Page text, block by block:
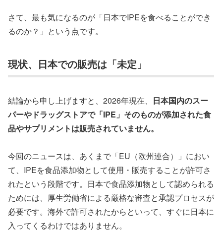
さて、最も気になるのが「日本でIPEを食べることができ
るのか？」という点です。
現状、日本での販売は「未定」
結論から申し上げますと、2026年現在、 日本国内のスー
パーやドラッグストアで「IPE」そのものが添加された食
品やサプリメントは販売されていません。
今回のニュースは、あくまで「EU（欧州連合）」におい
て、IPEを食品添加物として使用・販売することが許可さ
れたという段階です。日本で食品添加物として認められる
ためには、厚生労働省による厳格な審査と承認プロセスが
必要です。海外で許可されたからといって、すぐに日本に
入ってくるわけではありません。